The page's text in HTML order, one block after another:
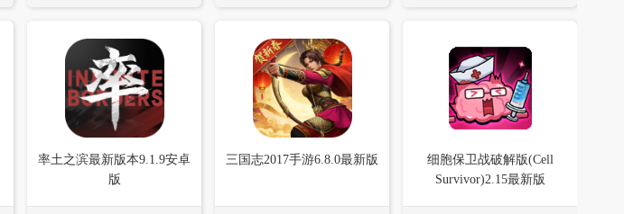
率土之滨最新版本9.1.9安卓
版
三国志2017手游6.8.0最新版
细胞保卫战破解版(Cell
Survivor)2.15最新版